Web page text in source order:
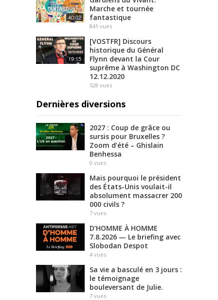
40:02
Marche et tournée
fantastique
841 vues
19:15
[VOSTFR] Discours
historique du Général
Flynn devant la Cour
suprême à Washington DC
12.12.2020
528 vues
Dernières diversions
2027 : Coup de grâce ou
sursis pour Bruxelles ?
Zoom d’été – Ghislain
Benhessa
0 vues
Mais pourquoi le président
des États-Unis voulait-il
absolument massacrer 200
000 civils ?
7 vues
D’HOMME À HOMME
7.8.2026 — Le briefing avec
Slobodan Despot
4 vues
Sa vie a basculé en 3 jours :
le témoignage
bouleversant de Julie.
7 vues